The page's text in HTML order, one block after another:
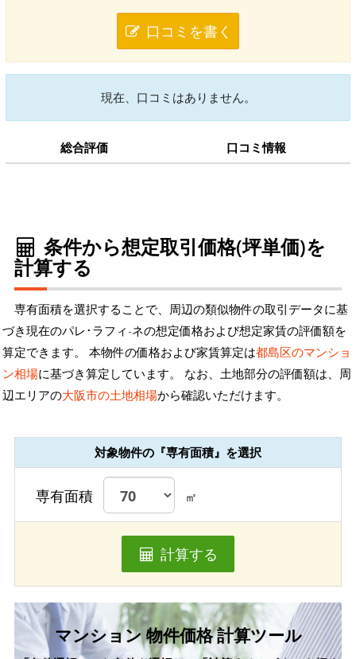
口コミを書く
現在、口コミはありません。
総合評価 口コミ情報
条件から想定取引価格(坪単価)を
計算する
専有面積を選択することで、周辺の類似物件の取引データに基
づき現在のパレ･ラフィ-ネの想定価格および想定家賃の評価額を
算定できます。 本物件の価格および家賃算定は都島区のマンショ
ン相場に基づき算定しています。 なお、土地部分の評価額は、周
辺エリアの大阪市の土地相場から確認いただけます。
対象物件の『専有面積』を選択
専有面積 ㎡
計算する
マンション 物件価格 計算ツール